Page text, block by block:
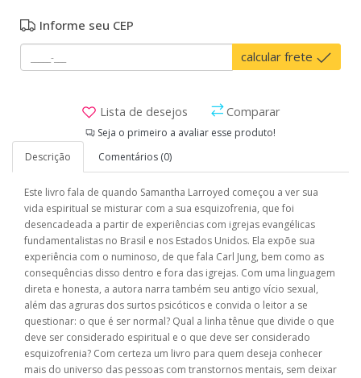
Informe seu CEP
calcular frete
Lista de desejos Comparar
Seja o primeiro a avaliar esse produto!
Descrição
Comentários (0)
Este livro fala de quando Samantha Larroyed começou a ver sua
vida espiritual se misturar com a sua esquizofrenia, que foi
desencadeada a partir de experiências com igrejas evangélicas
fundamentalistas no Brasil e nos Estados Unidos. Ela expõe sua
experiência com o numinoso, de que fala Carl Jung, bem como as
consequências disso dentro e fora das igrejas. Com uma linguagem
direta e honesta, a autora narra também seu antigo vício sexual,
além das agruras dos surtos psicóticos e convida o leitor a se
questionar: o que é ser normal? Qual a linha tênue que divide o que
deve ser considerado espiritual e o que deve ser considerado
esquizofrenia? Com certeza um livro para quem deseja conhecer
mais do universo das pessoas com transtornos mentais, sem deixar